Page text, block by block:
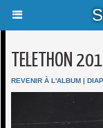
TELETHON
REVENIR À L'ALBUM |